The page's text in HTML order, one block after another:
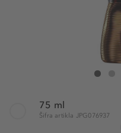
Jean
75 ml
Šifra artikla JPG076937